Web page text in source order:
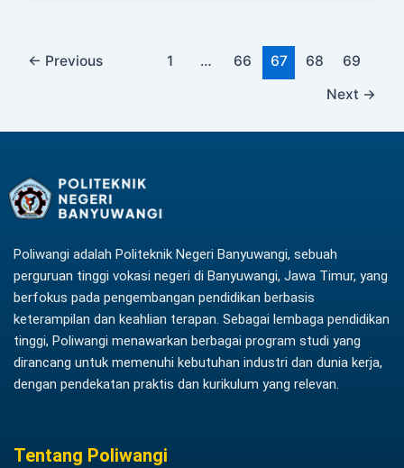
← Previous 1 … 66 67 68
69
Next →
Poliwangi adalah Politeknik Negeri Banyuwangi, sebuah
perguruan tinggi vokasi negeri di Banyuwangi, Jawa Timur, yang
berfokus pada pengembangan pendidikan berbasis
keterampilan dan keahlian terapan. Sebagai lembaga pendidikan
tinggi, Poliwangi menawarkan berbagai program studi yang
dirancang untuk memenuhi kebutuhan industri dan dunia kerja,
dengan pendekatan praktis dan kurikulum yang relevan.
Tentang Poliwangi